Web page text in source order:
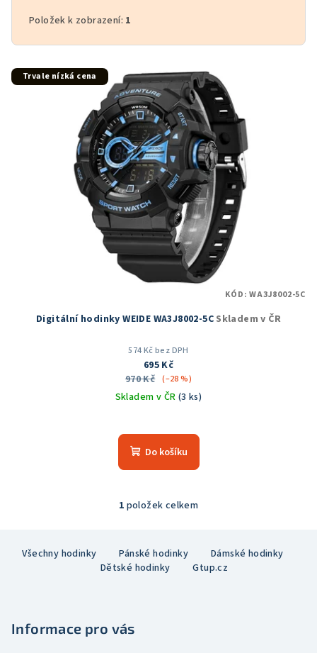
Položek k zobrazení: 1
V
ý
Trvale nízká cena
Digitální hodinky WEIDE WA3J8002-5C Skladem v ČR
574 Kč bez DPH
695 Kč
970 Kč (–28 %)
Skladem v ČR (3 ks)
hodnocení
produktu
5
Do košíku
KÓD:WA3J8002-5C
O
á
d
1 položek celkem
Všechny hodinky Pánské hodinky
Dámské hodinky
Dětské hodinky
Gtup.cz
Informace pro vás